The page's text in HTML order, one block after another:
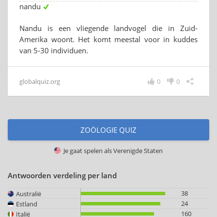
nandu
Nandu is een vliegende landvogel die in Zuid-
Amerika woont. Het komt meestal voor in kuddes
van 5-30 individuen.
globalquiz.org 0
0
ZOÖLOGIE QUIZ
Je gaat spelen alsVerenigde Staten
Antwoorden verdeling per land
Australië
38
Estland
24
Italië
160